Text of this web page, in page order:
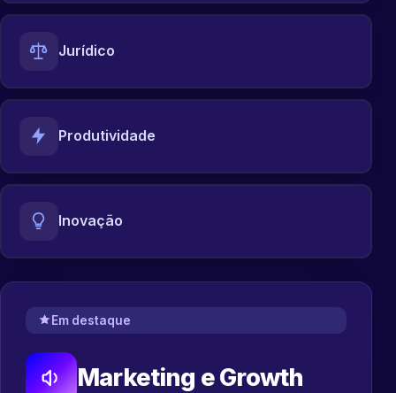
Jurídico
Produtividade
Inovação
Em destaque
Marketing e Growth